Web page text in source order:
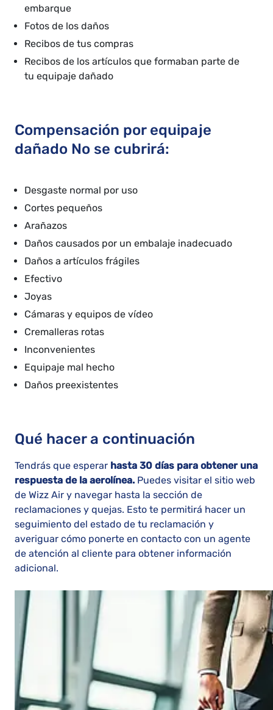
embarque
Fotos de los daños
Recibos de tus compras
Recibos de los artículos que formaban parte de
tu equipaje dañado
Compensación por equipaje
dañado No se cubrirá:
Desgaste normal por uso
Cortes pequeños
Arañazos
Daños causados por un embalaje inadecuado
Daños a artículos frágiles
Efectivo
Joyas
Cámaras y equipos de vídeo
Cremalleras rotas
Inconvenientes
Equipaje mal hecho
Daños preexistentes
Qué hacer a continuación
Tendrás que esperar hasta 30 días para obtener una
respuesta de la aerolínea. Puedes visitar el sitio web
de Wizz Air y navegar hasta la sección de
reclamaciones y quejas. Esto te permitirá hacer un
seguimiento del estado de tu reclamación y
averiguar cómo ponerte en contacto con un agente
de atención al cliente para obtener información
adicional.